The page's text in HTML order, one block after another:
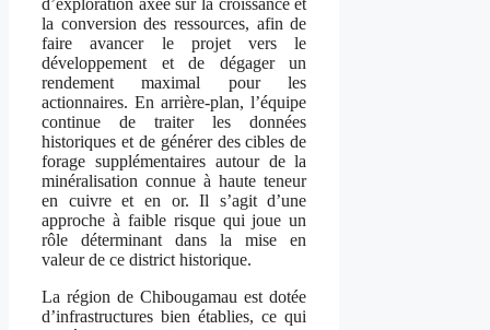
d’exploration axée sur la croissance et
la conversion des ressources, afin de
faire avancer le projet vers le
développement et de dégager un
rendement maximal pour les
actionnaires. En arrière-plan, l’équipe
continue de traiter les données
historiques et de générer des cibles de
forage supplémentaires autour de la
minéralisation connue à haute teneur
en cuivre et en or. Il s’agit d’une
approche à faible risque qui joue un
rôle déterminant dans la mise en
valeur de ce district historique.
La région de Chibougamau est dotée
d’infrastructures bien établies, ce qui